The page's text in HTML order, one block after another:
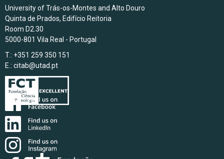
University of Trás-os-Montes and Alto Douro
Quinta de Prados, Edifício Reitoria
Room D2.30
5000-801 Vila Real - Portugal
T.: +351 259 350 151
E.: citab@utad.pt